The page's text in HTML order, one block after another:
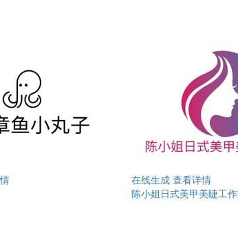
在线生成 查看详情
陈小姐日式美甲美睫工